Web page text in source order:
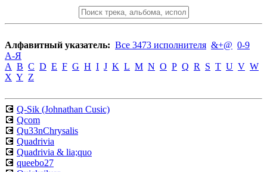
Алфавитный указатель: Все 3473 исполнителя &+@ 0-9
А-Я
A B C D E F G H I J K L M N O P Q R S T U V W
X Y Z
💽 Q-Sik (Johnathan Cusic)
💽 Qcom
💽 Qu33nChrysalis
💽 Quadrivia
💽 Quadrivia & lia;quo
💽 queebo27